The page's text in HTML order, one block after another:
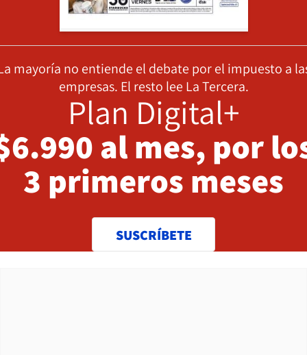
mayoría no entiende el debate por el impuesto a
empresas. El resto lee La Tercera.
Plan Digital+
al mes, por
3 primeros meses
SUSCRÍBETE